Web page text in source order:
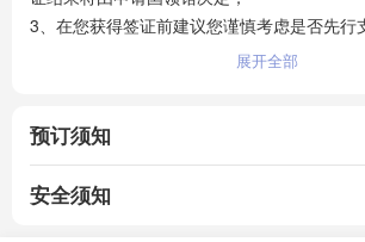
3、在您获得签证前建议您谨慎考虑是否先行
用，如因拒签、使领馆官网原因预约等待时
不让您正常进入。由于您个人贴签证产生的后
责。
【退改规则】
展开全部
预订须知
安全须知